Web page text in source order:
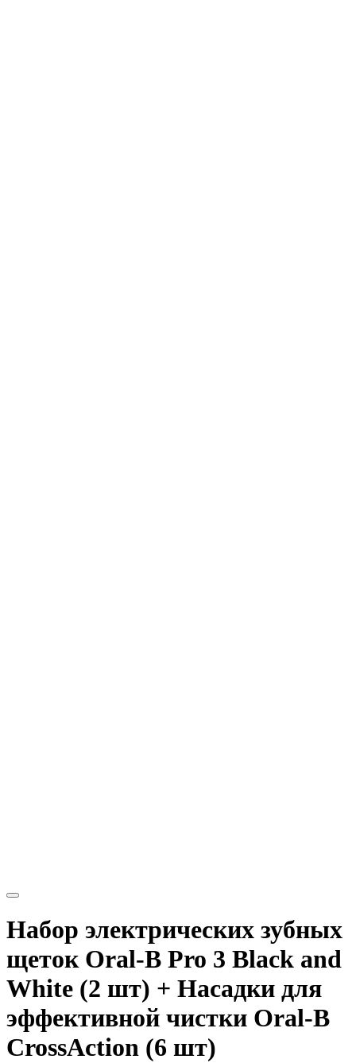
Набор электрических зубных
щеток Oral-B Pro 3 Black and
White (2 шт) + Насадки для
эффективной чистки Oral-B
CrossAction (6 шт)